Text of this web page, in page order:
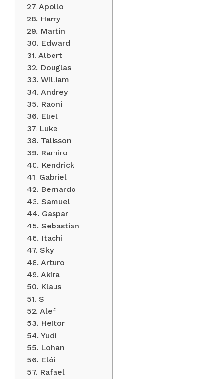
27. Apollo
28. Harry
29. Martin
30. Edward
31. Albert
32. Douglas
33. William
34. Andrey
35. Raoni
36. Eliel
37. Luke
38. Talisson
39. Ramiro
40. Kendrick
41. Gabriel
42. Bernardo
43. Samuel
44. Gaspar
45. Sebastian
46. Itachi
47. Sky
48. Arturo
49. Akira
50. Klaus
51. S
52. Alef
53. Heitor
54. Yudi
55. Lohan
56. Elói
57. Rafael